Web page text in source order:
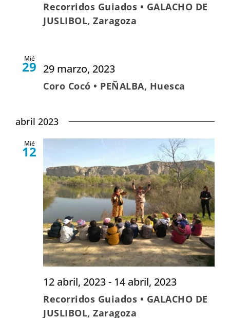
Recorridos Guiados • GALACHO DE
JUSLIBOL, Zaragoza
Mié
29 29 marzo, 2023
Coro Cocó • PEÑALBA, Huesca
abril 2023
Mié
12
12 abril, 2023- 14 abril, 2023
Recorridos Guiados • GALACHO DE
JUSLIBOL, Zaragoza